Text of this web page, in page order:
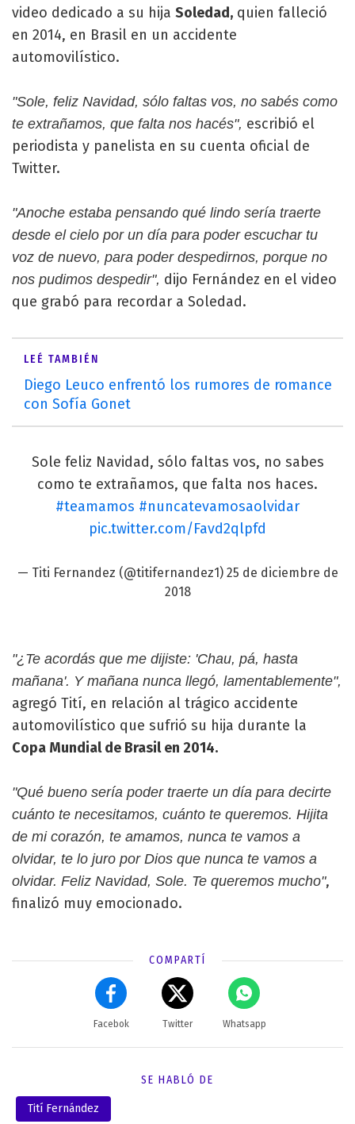
video dedicado a su hija Soledad, quien falleció
en 2014, en Brasil en un accidente
automovilístico.
"Sole, feliz Navidad, sólo faltas vos, no sabés como
te extrañamos, que falta nos hacés", escribió el
periodista y panelista en su cuenta oficial de
Twitter.
"Anoche estaba pensando qué lindo sería traerte
desde el cielo por un día para poder escuchar tu
voz de nuevo, para poder despedirnos, porque no
nos pudimos despedir", dijo Fernández en el video
que grabó para recordar a Soledad.
LEÉ TAMBIÉN
Diego Leuco enfrentó los rumores de romance
con Sofía Gonet
Sole feliz Navidad, sólo faltas vos, no sabes
como te extrañamos, que falta nos haces.
#teamamos #nuncatevamosaolvidar
pic.twitter.com/Favd2qlpfd
— Titi Fernandez (@titifernandez1) 25 de diciembre de
2018
"¿Te acordás que me dijiste: 'Chau, pá, hasta
mañana'. Y mañana nunca llegó, lamentablemente",
agregó Tití, en relación al trágico accidente
automovilístico que sufrió su hija durante la
Copa Mundial de Brasil en 2014.
"Qué bueno sería poder traerte un día para decirte
cuánto te necesitamos, cuánto te queremos. Hijita
de mi corazón, te amamos, nunca te vamos a
olvidar, te lo juro por Dios que nunca te vamos a
olvidar. Feliz Navidad, Sole. Te queremos mucho",
finalizó muy emocionado.
COMPARTÍ
Facebok Twitter Whatsapp
SE HABLÓ DE
Tití Fernández